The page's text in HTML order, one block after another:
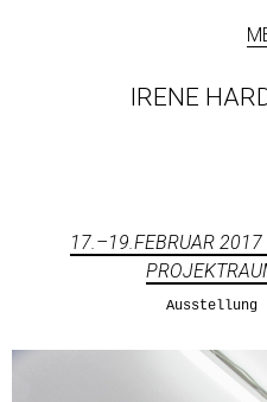
IRENE
17.–19.FEBRUAR 2017
Ausstellung